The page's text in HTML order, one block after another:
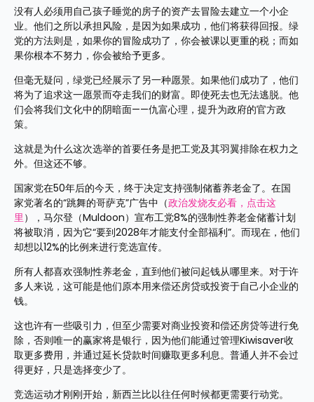
没有人必须用自己孩子睡觉的房子的资产去冒险去建立一个小企
业。他们之所以承担风险，是因为如果成功，他们将获得回报。绿
党的方法则是，如果你的冒险成功了，你会被课以更重的税；而如
果你根本不努力，你会被给予更多。
但毫无疑问，绿党已经展示了另一种愿景。如果他们成功了，他们
将为了追求这一愿景而夺走我们的财富。即使死去也无法逃脱。他
们会将我们文化中的阴暗面——仇富心理，提升为政府的官方政
策。
这就是为什么这次选举的首要任务是把工党及其羽翼排除在权力之
外。但这还不够。
国家党在50年后的今天，终于决定支持强制储蓄养老金了。在国
家党著名的“跳舞的哥萨克”广告中（政治发烧友必看，点击这
里），马尔登（Muldoon）宣布工党8%的强制性养老金储蓄计划
将被取消，因为它“要到2028年才能支付全部福利”。而现在，他们
却想以12%的比例来进行竞选宣传。
所有人都喜欢强制性养老金，直到他们被问起钱从哪里来。对于许
多人来说，这可能是他们原本用来偿还房贷或投资于自己小企业的
钱。
这也许有一些吸引力，但至少需要对商业投资和偿还房贷等进行免
除，否则唯一的赢家将是银行，因为他们能通过管理Kiwisaver收
取更多费用，并通过延长贷款时间赚取更多利息。普通人并不会过
得更好，只是选择变少了。
竞选运动才刚刚开始，新西兰比以往任何时候都更需要行动党。